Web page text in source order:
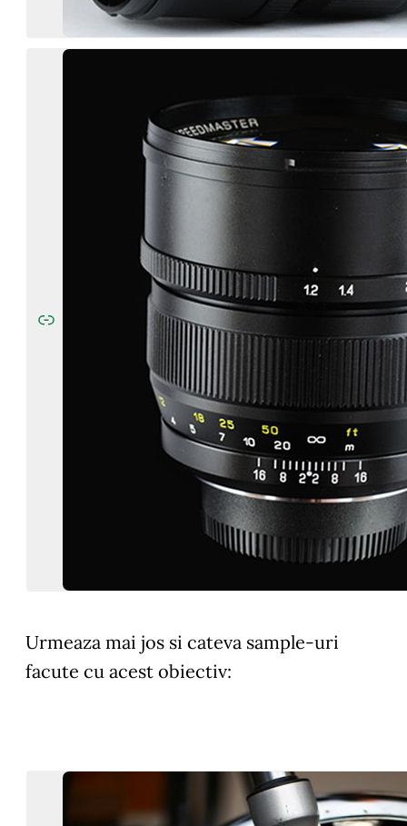
Urmeaza mai jos si cateva sample-uri
facute cu acest obiectiv: